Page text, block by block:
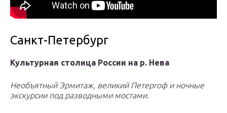
Санкт-Петербург
Культурная столица России на р. Нева
Необъятный Эрмитаж, великий Петергоф и ночные
экскурсии под разводными мостами.